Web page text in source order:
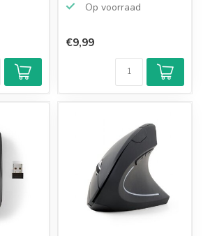
Op voorraad
€9,99